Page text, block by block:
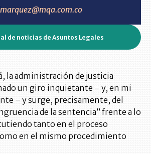
de noticias de Asuntos Legales
la administración de justicia
un giro inquietante – y, en mi
– y surge, precisamente, del
de la sentencia” frente a lo
tanto en el proceso
en el mismo procedimiento